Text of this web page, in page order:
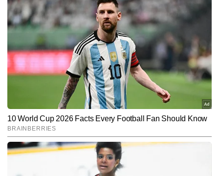
PRABHAT SHUKLA AUTHOR
Prabhat Shukla is Senior Copy Editor at ET Now with over 2.5
years of experience in reporting and strategic storytelling. He is
a graduate in Economics (Honours) from Lucknow University
and holds a Post-Graduate Diploma in English Journalism
from the Indian Institute of Mass Communication (IIMC). He
currently covers the technology and automobile beats, closely
tracking developments across consumer tech, mobility, and
innovation.
Technology has been at the core of his reporting, with
cybersecurity being a key area of interest. He has reported
extensively on major technology launches, often breaking
news and covering launches first, and major industry events
like indian mobile congress 2024 & 2025 where major theme
for the 2025 edition was cyber secure India.
Also, he has broken several exclusive stories in the technology
space. He has interviewed prominent technologists and
Follow Us:
Subscribe to our daily Newsletter!